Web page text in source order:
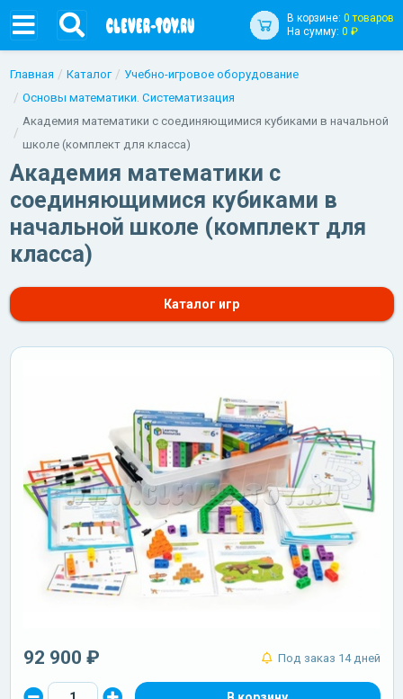
В корзине: 0 товаров
На сумму: 0 ₽
Главная Каталог
Учебно-игровое оборудование
Основы математики. Систематизация
Академия математики с соединяющимися кубиками в начальной
школе (комплект для класса)
Академия математики с
соединяющимися кубиками в
начальной школе (комплект для
класса)
Каталог игр
92 900 ₽ Под заказ 14 дней